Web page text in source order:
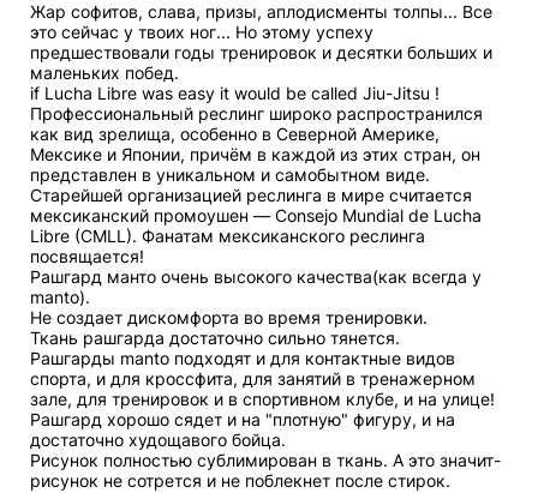
Жар софитов, слава, призы, аплодисменты толпы... Все
это сейчас у твоих ног... Но этому успеху
предшествовали годы тренировок и десятки больших и
маленьких побед.
if Lucha Libre was easy it would be called Jiu-Jitsu !
Профессиональный реслинг широко распространился
как вид зрелища, особенно в Северной Америке,
Мексике и Японии, причём в каждой из этих стран, он
представлен в уникальном и самобытном виде.
Старейшей организацией реслинга в мире считается
мексиканский промоушен — Consejo Mundial de Lucha
Libre (CMLL). Фанатам мексиканского реслинга
посвящается!
Рашгард манто очень высокого качества(как всегда у
manto).
Не создает дискомфорта во время тренировки.
Ткань рашгарда достаточно сильно тянется.
Рашгарды manto подходят и для контактные видов
спорта, и для кроссфита, для занятий в тренажерном
зале, для тренировок и в спортивном клубе, и на улице!
Рашгард хорошо сядет и на "плотную" фигуру, и на
достаточно худощавого бойца.
Рисунок полностью сублимирован в ткань. А это значит-
рисунок не сотрется и не поблекнет после стирок.